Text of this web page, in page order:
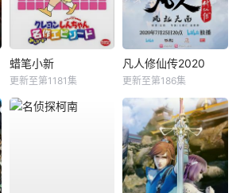
蜡笔小新
更新至第1181集
凡人修仙传2020
更新至第186集